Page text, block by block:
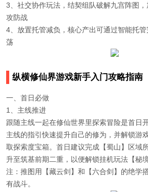
3、社交协作玩法，结契组队破解九宫阵图
攻防战
4、放置托管减负，核心产出可通过智能托
荡
纵横修仙界游戏新手入门攻略指南
一、首日必做
1、主线推进
跟随主线一起在修仙世界里探索冒险是首日
主线的指引快速提升自己的修为，并解锁游
取探索度宝箱。首日建议完成【蜀山】区域
升至筑基前期二重，以便解锁挂机玩法【秘境
注：推图用【藏云剑】和【六合剑】的绝学
有战斗。